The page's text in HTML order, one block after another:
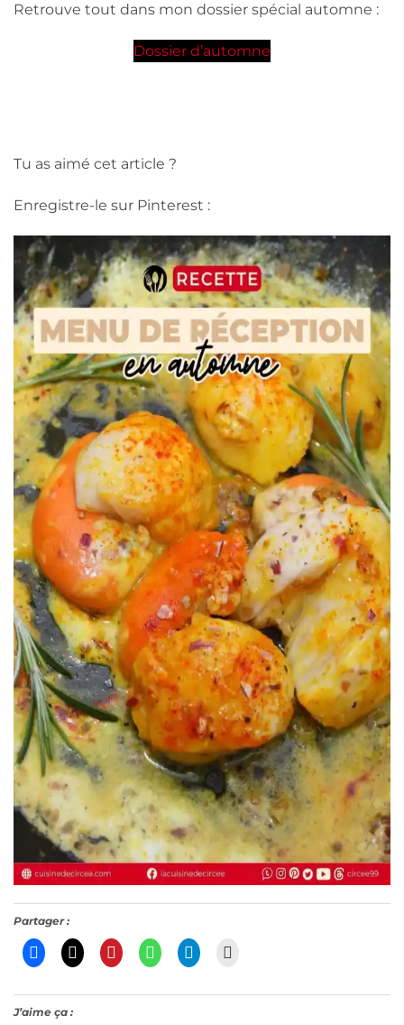
Retrouve tout dans mon dossier spécial automne :
Dossier d’automne
Tu as aimé cet article ?
Enregistre-le sur Pinterest :
Partager :
J’aime ça :